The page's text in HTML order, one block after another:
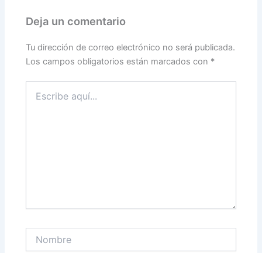
Deja un comentario
Tu dirección de correo electrónico no será publicada.
Los campos obligatorios están marcados con *
aquí...